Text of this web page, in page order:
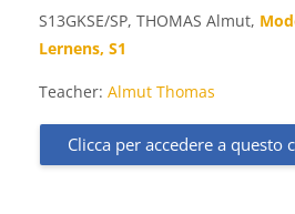
S13GKSE/SP, THOMAS Almut,
Lernens, S1
Teacher: Almut Thomas
Clicca per accedere a questo